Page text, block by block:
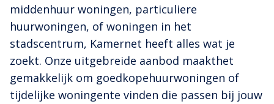
middenhuur woningen, particuliere
huurwoningen, of woningen in het
stadscentrum, Kamernet heeft alles wat je
zoekt. Onze uitgebreide aanbod maakthet
gemakkelijk om goedkopehuurwoningen of
tijdelijke woningente vinden die passen bij jouw